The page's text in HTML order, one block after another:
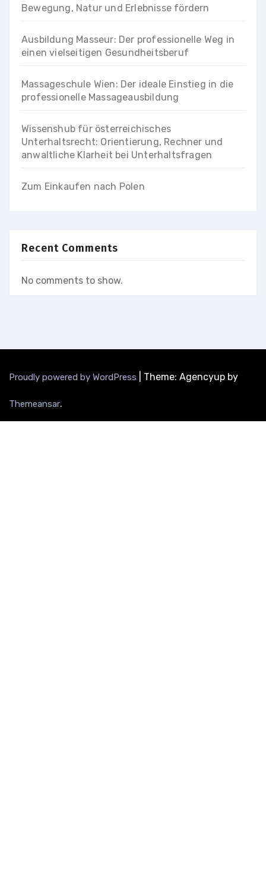
Bewegung, Natur und Erlebnisse fördern
Ausbildung Masseur: Der professionelle Weg in
einen vielseitigen Gesundheitsberuf
Massageschule Wien: Der ideale Einstieg in die
professionelle Massageausbildung
Wissenshub für österreichisches
Unterhaltsrecht: Orientierung, Rechner und
anwaltliche Klarheit bei Unterhaltsfragen
Zum Einkaufen nach Polen
Recent Comments
No comments to show.
Proudly powered by WordPress Theme: Agencyup by
Themeansar.